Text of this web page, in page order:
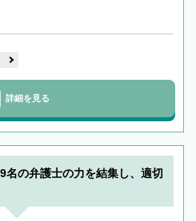
詳細を見る
名の弁護士の力を結集し、適切